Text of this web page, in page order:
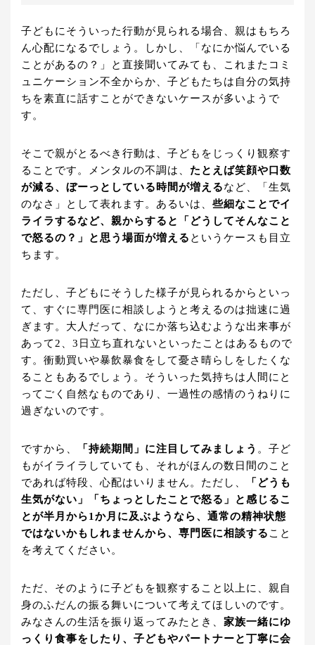
子どもにそういった行動が見られる場合、親はもちろ
ん心配になるでしょう。しかし、「なにか悩んでいる
ことがあるの？」と直接聞いてみても、これまたコミ
ュニケーション不全からか、子どもたちは自分の気持
ちを素直に話すことができないケースが多いようで
す。
そこで親がとるべき行動は、子どもをじっくり観察す
ることです。メンタルの不調は、 たとえば笑顔や口数
が減る、ぼーっとしている時間が増えるなど、「生気
のなさ」として表れます。あるいは、 些細なことでイ
ライラするなど、親からすると「どうしてそんなこと
で怒るの？」と思う場面が増える というケースも目立
ちます。
ただし、子どもにそうした様子が見られるからといっ
て、すぐに専門医に相談しようと考えるのは拙速に過
ぎます。大人だって、なにか落ち込むような出来事が
あって2、3日立ち直れないといったことはあるもので
す。衝動買いや暴飲暴食をして憂さ晴らしをしたくな
ることもあるでしょう。そういった気持ちは人間にと
ってごく自然なものであり、一過性の感情のうねりに
過ぎないのです。
ですから、 「持続期間」に注目してみましょう 。子ど
もがイライラしていても、それがほんの数日間のこと
であれば特段、心配はいりません。ただし、
「どうも
生気がない」「ちょっとしたことで怒る」と感じるこ
とが半月から1か月に及ぶようなら、通常の精神状態
ではないかもしれませんから、専門医に相談する こと
を考えてください。
ただ、そのように子どもを観察すること以上に、親自
身のふだんの振る舞いについて考えてほしいのです。
みなさんの生活を振り返ってみたとき、 家族一緒にゆ
っくり食事をしたり、子どもやパートナーと丁寧に会